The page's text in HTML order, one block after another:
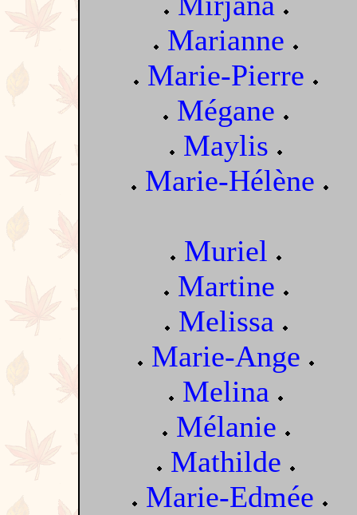
Marianne
Marie-Pierre
Mégane
Maylis
Marie-Hélène
Muriel
Martine
Melissa
Marie-Ange
Melina
Mélanie
Mathilde
Marie-Edmée